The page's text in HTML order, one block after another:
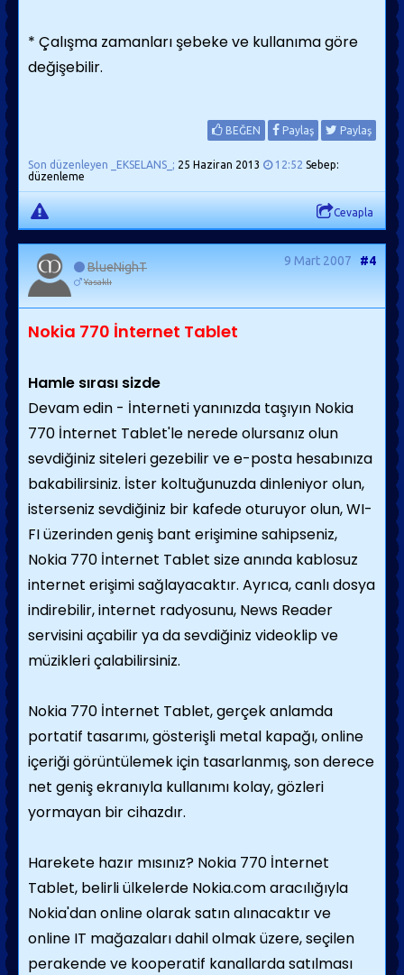
* Çalışma zamanları şebeke ve kullanıma göre
değişebilir.
BEĞEN Paylaş Paylaş
Son düzenleyen _EKSELANS_; 25 Haziran 2013 12:52 Sebep:
düzenleme
Cevapla
BlueNighT
Yasaklı
9 Mart 2007 #4
Nokia 770 İnternet Tablet
Hamle sırası sizde
Devam edin - İnterneti yanınızda taşıyın Nokia
770 İnternet Tablet'le nerede olursanız olun
sevdiğiniz siteleri gezebilir ve e-posta hesabınıza
bakabilirsiniz. İster koltuğunuzda dinleniyor olun,
isterseniz sevdiğiniz bir kafede oturuyor olun, WI-
FI üzerinden geniş bant erişimine sahipseniz,
Nokia 770 İnternet Tablet size anında kablosuz
internet erişimi sağlayacaktır. Ayrıca, canlı dosya
indirebilir, internet radyosunu, News Reader
servisini açabilir ya da sevdiğiniz videoklip ve
müzikleri çalabilirsiniz.
Nokia 770 İnternet Tablet, gerçek anlamda
portatif tasarımı, gösterişli metal kapağı, online
içeriği görüntülemek için tasarlanmış, son derece
net geniş ekranıyla kullanımı kolay, gözleri
yormayan bir cihazdır.
Harekete hazır mısınız? Nokia 770 İnternet
Tablet, belirli ülkelerde Nokia.com aracılığıyla
Nokia'dan online olarak satın alınacaktır ve
online IT mağazaları dahil olmak üzere, seçilen
perakende ve kooperatif kanallarda satılması